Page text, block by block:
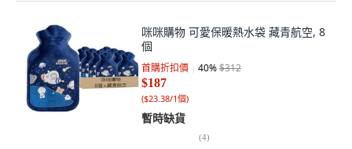
咪咪購物 可愛保暖熱水袋 藏青航空, 8
個
首購折扣價 40%$312
$187
($23.38/1個)
暫時缺貨
(4)